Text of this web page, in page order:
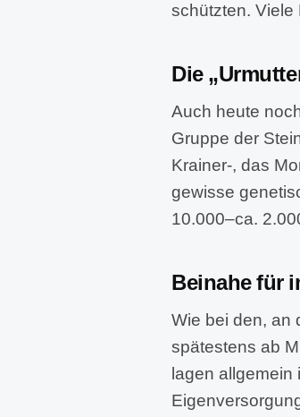
schützten. Viele
Die
Auch heute
Gruppe der
Krainer-, das
gewisse
10.000–ca.
Beinahe für
Wie bei den, an
spätestens ab
lagen